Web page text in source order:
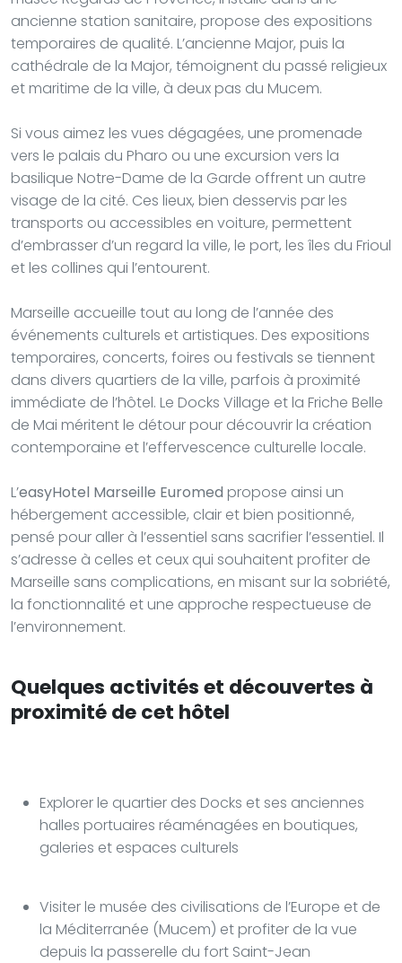
ancienne station sanitaire, propose des expositions
temporaires de qualité. L’ancienne Major, puis la
cathédrale de la Major, témoignent du passé religieux
et maritime de la ville, à deux pas du Mucem.
Si vous aimez les vues dégagées, une promenade
vers le palais du Pharo ou une excursion vers la
basilique Notre-Dame de la Garde offrent un autre
visage de la cité. Ces lieux, bien desservis par les
transports ou accessibles en voiture, permettent
d’embrasser d’un regard la ville, le port, les îles du Frioul
et les collines qui l’entourent.
Marseille accueille tout au long de l’année des
événements culturels et artistiques. Des expositions
temporaires, concerts, foires ou festivals se tiennent
dans divers quartiers de la ville, parfois à proximité
immédiate de l’hôtel. Le Docks Village et la Friche Belle
de Mai méritent le détour pour découvrir la création
contemporaine et l’effervescence culturelle locale.
L’easyHotel Marseille Euromed propose ainsi un
hébergement accessible, clair et bien positionné,
pensé pour aller à l’essentiel sans sacrifier l’essentiel. Il
s’adresse à celles et ceux qui souhaitent profiter de
Marseille sans complications, en misant sur la sobriété,
la fonctionnalité et une approche respectueuse de
l’environnement.
Quelques activités et découvertes à
proximité de cet hôtel
Explorer le quartier des Docks et ses anciennes
halles portuaires réaménagées en boutiques,
galeries et espaces culturels
Visiter le musée des civilisations de l’Europe et de
la Méditerranée (Mucem) et profiter de la vue
depuis la passerelle du fort Saint-Jean